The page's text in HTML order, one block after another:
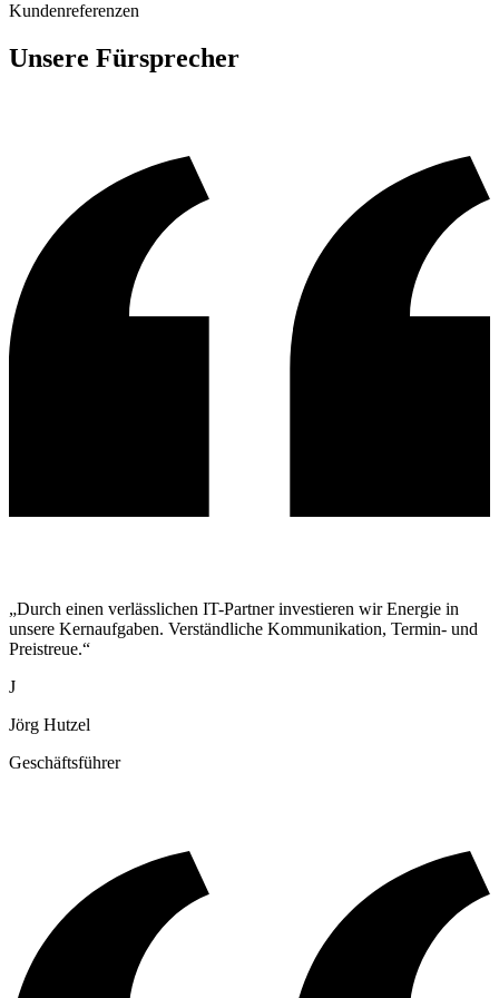
Kundenreferenzen
Unsere Fürsprecher
„Durch einen verlässlichen IT-Partner investieren wir Energie in
unsere Kernaufgaben. Verständliche Kommunikation, Termin- und
Preistreue.“
J
Jörg Hutzel
Geschäftsführer